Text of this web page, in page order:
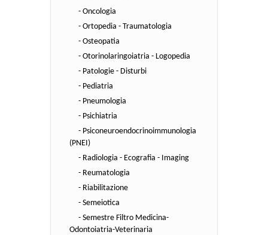
- Oncologia
- Ortopedia - Traumatologia
- Osteopatia
- Otorinolaringoiatria - Logopedia
- Patologie - Disturbi
- Pediatria
- Pneumologia
- Psichiatria
- Psiconeuroendocrinoimmunologia
(PNEI)
- Radiologia - Ecografia - Imaging
- Reumatologia
- Riabilitazione
- Semeiotica
- Semestre Filtro Medicina-
Odontoiatria-Veterinaria